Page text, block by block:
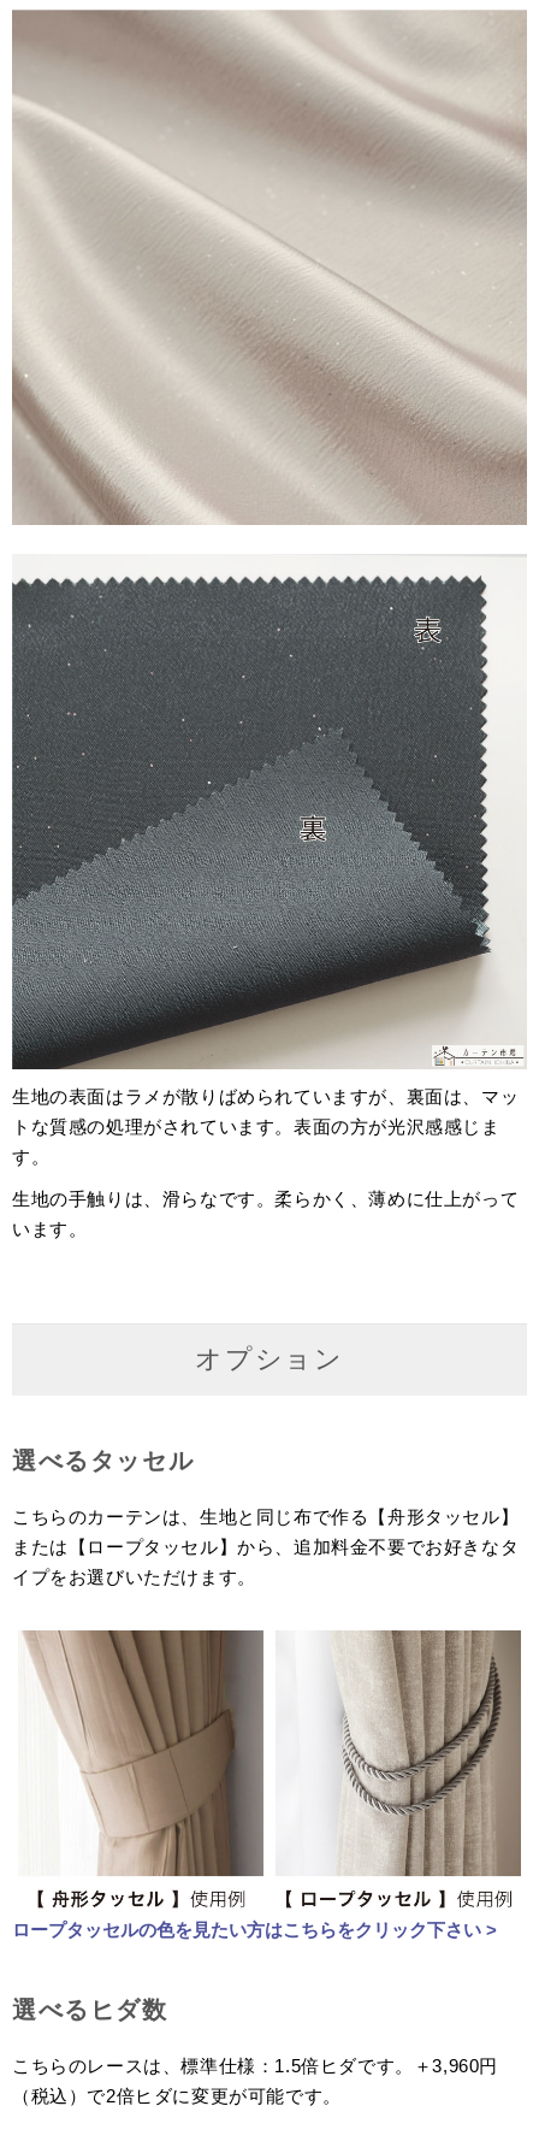
生地の表面はラメが散りばめられていますが、裏面は、マッ
トな質感の処理がされています。表面の方が光沢感感じま
す。
生地の手触りは、滑らなです。柔らかく、薄めに仕上がって
います。
オプション
選べるタッセル
こちらのカーテンは、生地と同じ布で作る【舟形タッセル】
または【ロープタッセル】から、追加料金不要でお好きなタ
イプをお選びいただけます。
ロープタッセルの色を見たい方はこちらをクリック下さい >
選べるヒダ数
こちらのレースは、標準仕様：1.5倍ヒダです。＋3,960円
（税込）で2倍ヒダに変更が可能です。